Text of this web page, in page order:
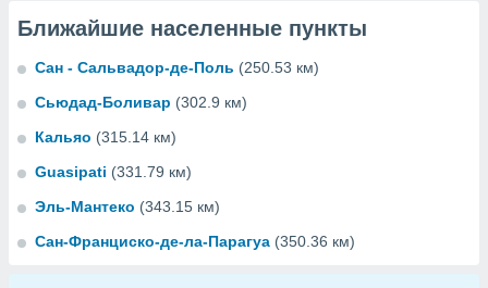
Ближайшие населенные пункты
Сан - Сальвадор-де-Поль (250.53 км)
Сьюдад-Боливар (302.9 км)
Кальяо (315.14 км)
Guasipati (331.79 км)
Эль-Мантеко (343.15 км)
Сан-Франциско-де-ла-Парагуа (350.36 км)